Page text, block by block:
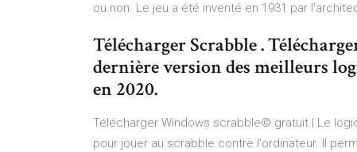
ou non. Le jeu a été inventé en 1931 par
Télécharger Scrabble .
dernière version des meilleurs
en 2020.
Télécharger Windows scrabble© gratuit | Le
pour jouer au scrabble contre l'ordinateur. Il